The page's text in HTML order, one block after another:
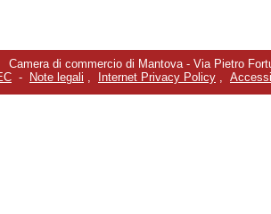
Camera di commercio di Mantova - Via Pietro
- Note legali , Internet Privacy Policy ,